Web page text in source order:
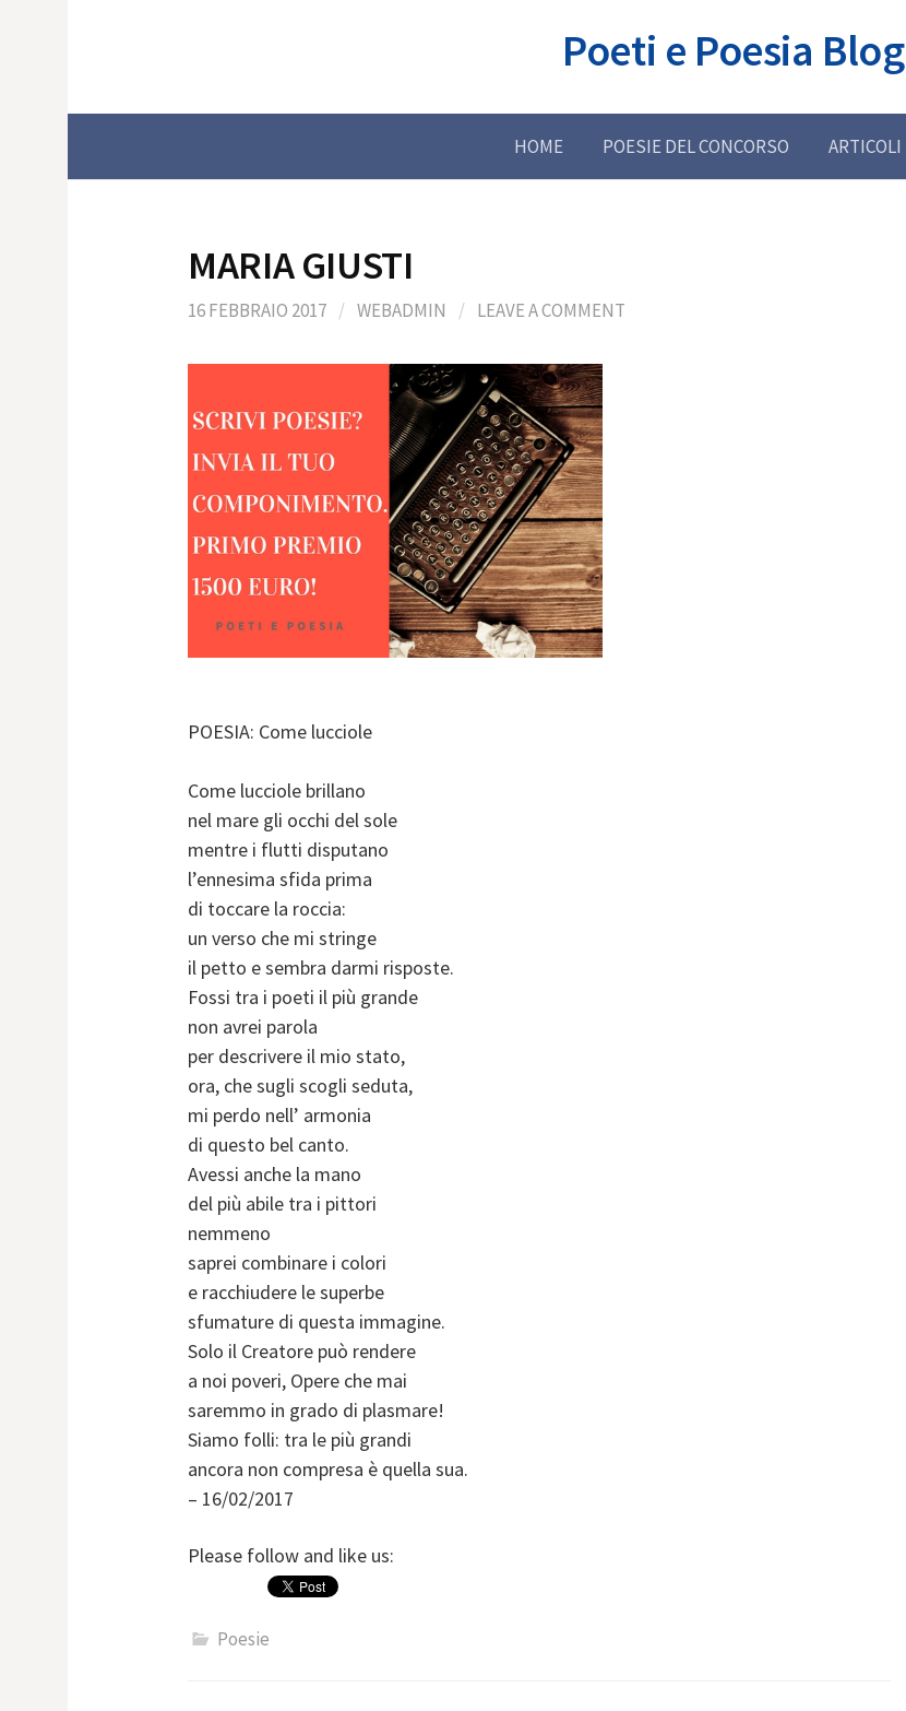
Poeti e Poesia Blog
HOME POESIE DEL CONCORSO ARTICOLI
MARIA GIUSTI
16 FEBBRAIO 2017 / WEBADMIN / LEAVE A COMMENT
POESIA: Come lucciole
Come lucciole brillano
nel mare gli occhi del sole
mentre i flutti disputano
l’ennesima sfida prima
di toccare la roccia:
un verso che mi stringe
il petto e sembra darmi risposte.
Fossi tra i poeti il più grande
non avrei parola
per descrivere il mio stato,
ora, che sugli scogli seduta,
mi perdo nell’ armonia
di questo bel canto.
Avessi anche la mano
del più abile tra i pittori
nemmeno
saprei combinare i colori
e racchiudere le superbe
sfumature di questa immagine.
Solo il Creatore può rendere
a noi poveri, Opere che mai
saremmo in grado di plasmare!
Siamo folli: tra le più grandi
ancora non compresa è quella sua.
– 16/02/2017
Please follow and like us:
Poesie